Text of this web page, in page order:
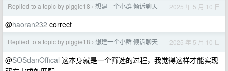
Replied to a topic by piggie18 › 想建一个小群 倾诉聊天 2025 年 5 月 10 日
@haoran232 correct
Replied to a topic by piggie18 › 想建一个小群 倾诉聊天 2025 年 5 月 10 日
@SOSdanOffical 这本身就是一个筛选的过程，我觉得这样才能实现